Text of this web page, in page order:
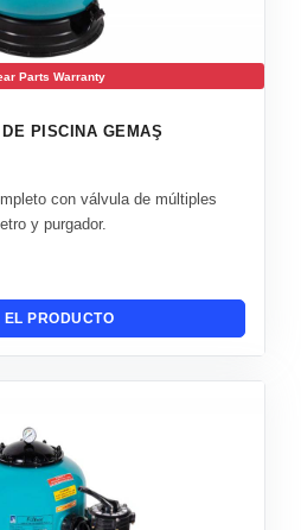
Parts Warranty
PISCINA GEMAŞ
con válvula de múltiples
y purgador.
EL PRODUCTO